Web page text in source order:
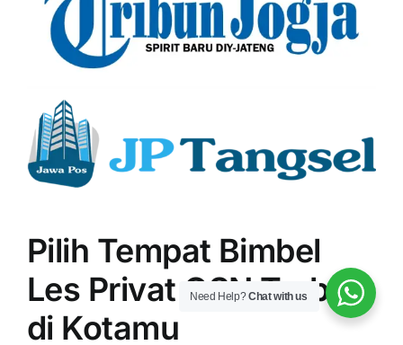
Pilih Tempat Bimbel
Les Privat OSN Terbaik
di Kotamu
Need Help?Chat with us